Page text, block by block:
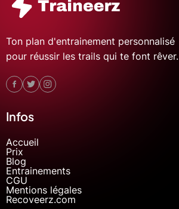
Ton plan d'entrainement personnalisé
pour réussir les trails qui te font rêver.
Infos
Accueil
Prix
Blog
Entrainements
CGU
Mentions légales
Recoveerz.com